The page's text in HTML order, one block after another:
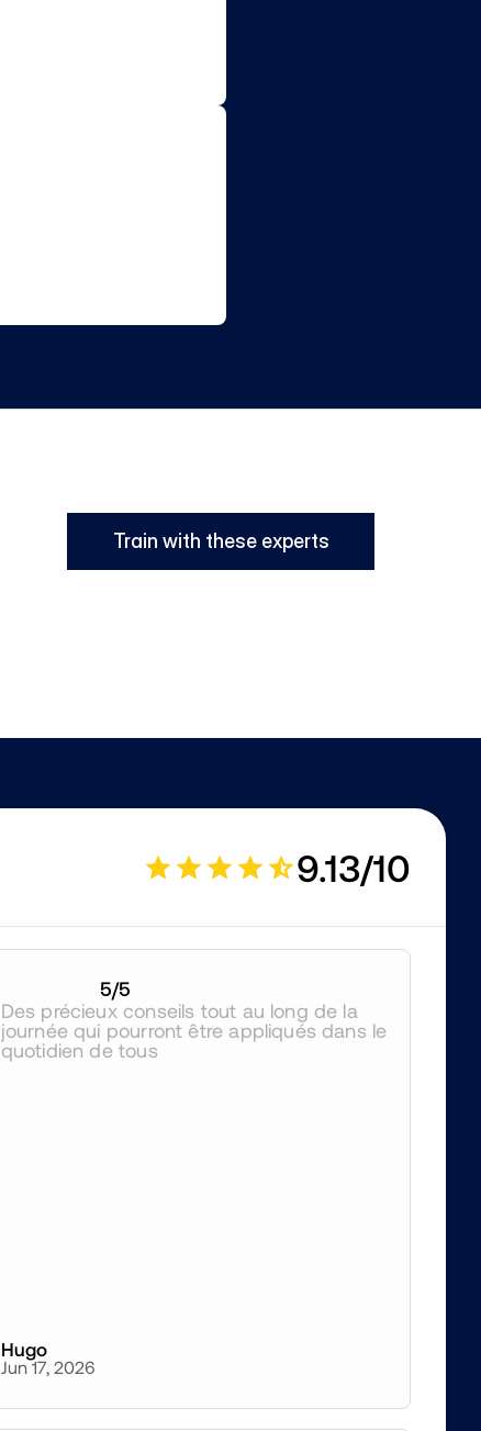
Train with these experts
9.13/10
5/5
Des précieux conseils tout au long de la
journée qui pourront être appliqués dans le
quotidien de tous
Hugo
Jun 17, 2026